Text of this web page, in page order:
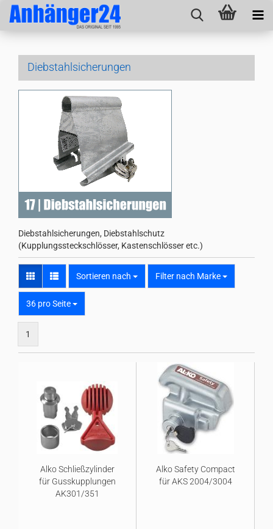
Diebstahlsicherungen
Diebstahlsicherungen, Diebstahlschutz
(Kupplungssteckschlösser, Kastenschlösser etc.)
Sortieren nach
Sortieren nach Filter nach Marke
36 pro Seite
pro Seite
1
Alko Schließzylinder
für Gusskupplungen
AK301/351
Alko Safety Compact
für AKS 2004/3004